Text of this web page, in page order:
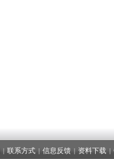
| 联系方式 | 信息反馈 | 资料下载 |